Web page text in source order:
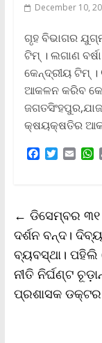
December 10,
ଗୃହ ବିଭାଗର
ଟିମ୍ । ଲଗାଣ
କେନ୍ଦ୍ରୀୟ ଟିମ୍
ଆକଳନ କରିବ
କ୍ଷୟକ୍ଷତିର
F
o
o
k
T
e
r
E
A
p
p
← ଡିସେମ୍ବର ୩୧
ଦର୍ଶନ ବନ୍ଦ।
ବ୍ୟବସ୍ଥା। ପହିଲି
ନୀତି ନିର୍ଘଣ୍ଟ
ପ୍ରଶାସକ ଡକ୍ଟର